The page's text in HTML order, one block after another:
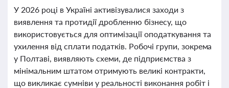
У 2026 році в Україні активізувалися заходи з
виявлення та протидії дробленню бізнесу, що
використовується для оптимізації оподаткування та
ухилення від сплати податків. Робочі групи, зокрема
у Полтаві, виявляють схеми, де підприємства з
мінімальним штатом отримують великі контракти,
що викликає сумніви у реальності виконання робіт і